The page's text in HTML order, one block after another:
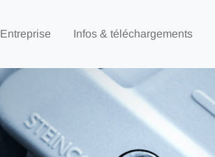
Entreprise Infos & téléchargements